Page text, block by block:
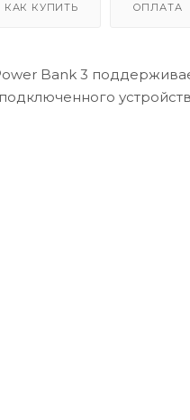
КАК КУПИТЬ ОПЛАТА
Bank 3